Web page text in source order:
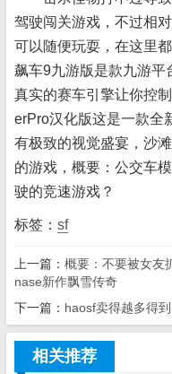
驾驶闯关游戏，不过相
可以随便玩耍，在这里
飙车9九游版是款九游平
真实的赛车引擎让你控
erPro汉化版这是一款全
有极致的视觉盛宴，沙
的游戏，概要：公交车
驶的竞速游戏？
标签： sf
上一篇： 概要：不要被女友
nase新作飘雪传奇
下一篇： haosf卖得越多得
相关推荐